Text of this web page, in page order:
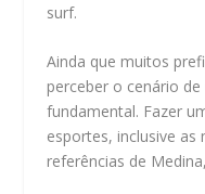
surf.
Ainda que muitos
perceber o cenário
fundamental. Fazer
esportes, inclusive as
referências de